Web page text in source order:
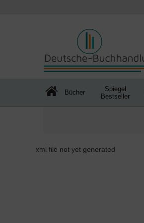
Bücher
Spiegel
Bestseller
xml file not yet generated